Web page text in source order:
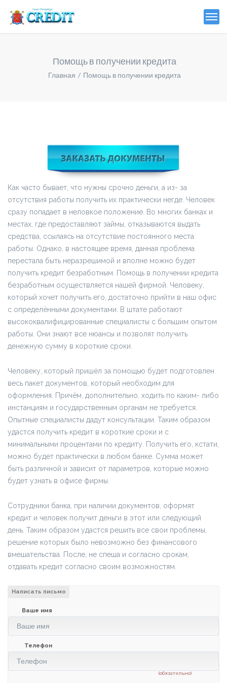
Помощь в получении кредита
Главная Помощь в получении кредита
Как часто бывает, что нужны срочно деньги, а из- за
отсутствия работы получить их практически негде. Человек
сразу попадает в неловкое положение. Во многих банках и
местах, где предоставляют займы, отказываются выдать
средства, ссылаясь на отсутствие постоянного места
работы. Однако, в настоящее время, данная проблема
перестала быть неразрешимой и вполне можно будет
получить кредит безработным. Помощь в получении кредита
безработным осуществляется нашей фирмой. Человеку,
который хочет получить его, достаточно прийти в наш офис
с определёнными документами. В штате работают
высококвалифицированные специалисты с большим опытом
работы. Они знают все нюансы и позволят получить
денежную сумму в короткие сроки.
Человеку, который пришёл за помощью будет подготовлен
весь пакет документов, который необходим для
оформления. Причём, дополнительно, ходить по каким- либо
инстанциям и государственным органам не требуется.
Опытные специалисты дадут консультации. Таким образом
удастся получить кредит в короткие сроки и с
минимальными процентами по кредиту. Получить его, кстати,
можно будет практически в любом банке. Сумма может
быть различной и зависит от параметров, которые можно
будет узнать в офисе фирмы.
Сотрудники банка, при наличии документов, оформят
кредит и человек получит деньги в этот или следующий
день. Таким образом удастся решить все свои проблемы,
решение которых было невозможно без финансового
вмешательства. После, не спеша и согласно срокам,
отдавать кредит согласно своим возможностям.
Написать письмо
Ваше имя
Телефон
(обязательно)